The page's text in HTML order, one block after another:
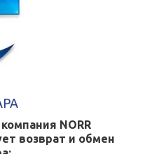
NORR
возврат и обмен